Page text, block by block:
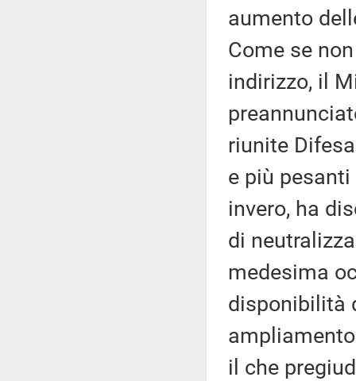
aumento
Come se
indirizzo, il
riunite
e più
invero, ha
di
medesima
disponibilità
il che